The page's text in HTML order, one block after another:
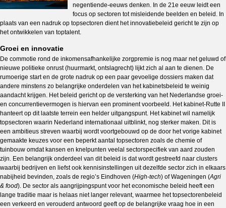
negentiende-eeuws denken. In de 21e eeuw leidt een
focus op sectoren tot misleidende beelden en beleid. In
plaats van een nadruk op topsectoren dient het innovatiebeleid gericht te zijn op
het ontwikkelen van toptalent.
Groei en innovatie
De commotie rond de inkomensafhankelijke zorgpremie is nog maar net geluwd of
nieuwe politieke onrust (huurmarkt, ontslagrecht) lijkt zich al aan te dienen. De
rumoerige start en de grote nadruk op een paar gevoelige dossiers maken dat
andere minstens zo belangrijke onderdelen van het kabinetsbeleid te weinig
aandacht krijgen. Het beleid gericht op de versterking van het Nederlandse groei-
en concurrentievermogen is hiervan een prominent voorbeeld. Het kabinet-Rutte II
hanteert op dit laatste terrein een helder uitgangspunt. Het kabinet wil namelijk
topsectoren waarin Nederland internationaal uitblinkt, nog sterker maken. Dit is
een ambitieus streven waarbij wordt voortgebouwd op de door het vorige kabinet
gemaakte keuzes voor een beperkt aantal topsectoren zoals de chemie of
tuinbouw omdat kansen en knelpunten veelal sectorspecifiek van aard zouden
zijn. Een belangrijk onderdeel van dit beleid is dat wordt gestreefd naar clusters
waarbij bedrijven en liefst ook kennisinstellingen uit dezelfde sector zich in elkaars
nabijheid bevinden, zoals de regio’s Eindhoven (High-tech) of Wageningen (Agri
& food). De sector als aangrijpingspunt voor het economische beleid heeft een
lange traditie maar is helaas niet langer relevant, waarmee het topsectorenbeleid
een verkeerd en verouderd antwoord geeft op de belangrijke vraag hoe in een